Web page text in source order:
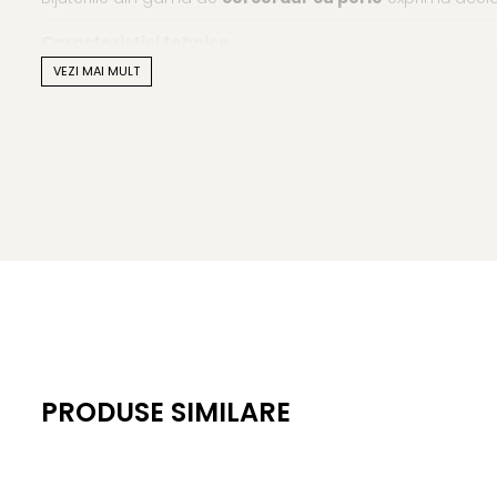
Tipul perlei: perle naturale Akoya japoneze, apă sărată
Montură: aur alb 14K (aur 585), sistem de prindere cu
VEZI MAI MULT
PRODUSE SIMILARE